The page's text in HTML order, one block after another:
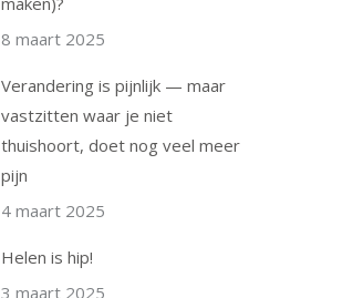
8 maart 2025
Verandering is pijnlijk — maar
vastzitten waar je niet
thuishoort, doet nog veel meer
pijn
4 maart 2025
Helen is hip!
3 maart 2025